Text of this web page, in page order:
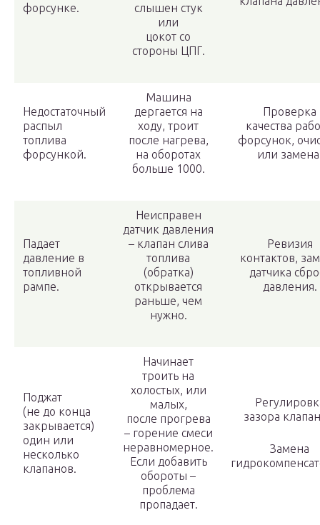
форсунке.
слышен стук
или
цокот со
стороны ЦПГ.
Недостаточный
распыл
топлива
форсункой.
Машина
дергается на
ходу, троит
после нагрева,
на оборотах
больше 1000.
Проверка
качества
форсунок,
или
Падает
давление в
топливной
рампе.
Неисправен
датчик давления
– клапан слива
топлива
(обратка)
открывается
раньше, чем
нужно.
Ревизия
контактов,
датчика
давления.
Поджат
(не до конца
закрывается)
один или
несколько
клапанов.
Начинает
троить на
холостых, или
малых,
после прогрева
– горение смеси
неравномерное.
Если добавить
обороты –
проблема
пропадает.
зазора
Замена